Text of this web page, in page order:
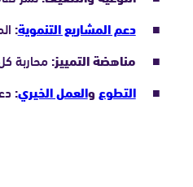
دعم المشاريع التنموية:
مناهضة التمييز:محاربة
التطوعوالعمل الخيري: